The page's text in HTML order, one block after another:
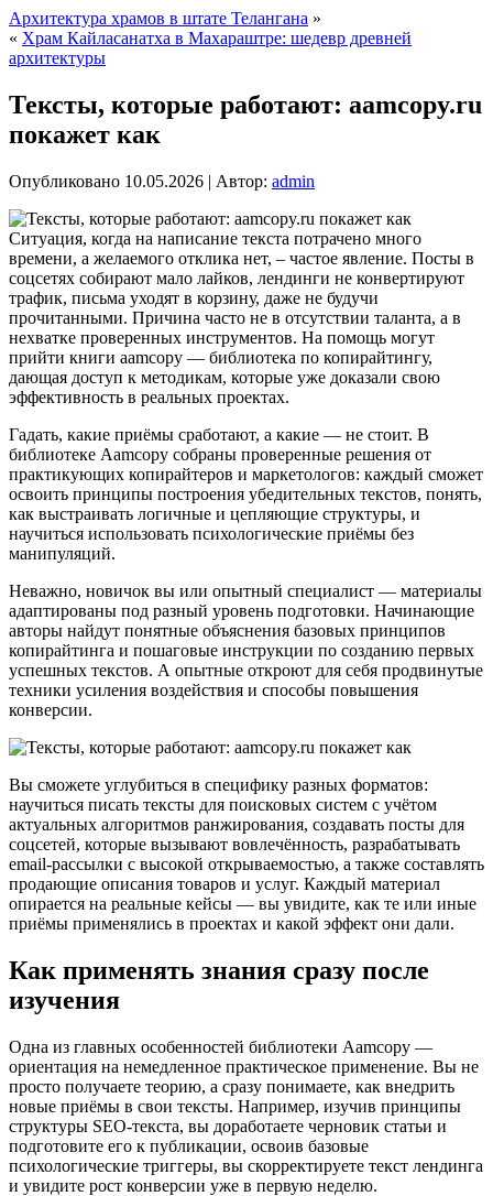
Архитектура храмов в штате Телангана »
« Храм Кайласанатха в Махараштре: шедевр древней
архитектуры
Тексты, которые работают: aamcopy.ru
покажет как
Опубликовано 10.05.2026 | Автор: admin
Ситуация, когда на написание текста потрачено много
времени, а желаемого отклика нет, – частое явление. Посты в
соцсетях собирают мало лайков, лендинги не конвертируют
трафик, письма уходят в корзину, даже не будучи
прочитанными. Причина часто не в отсутствии таланта, а в
нехватке проверенных инструментов. На помощь могут
прийти книги aamcopy — библиотека по копирайтингу,
дающая доступ к методикам, которые уже доказали свою
эффективность в реальных проектах.
Гадать, какие приёмы сработают, а какие — не стоит. В
библиотеке Aamcopy собраны проверенные решения от
практикующих копирайтеров и маркетологов: каждый сможет
освоить принципы построения убедительных текстов, понять,
как выстраивать логичные и цепляющие структуры, и
научиться использовать психологические приёмы без
манипуляций.
Неважно, новичок вы или опытный специалист — материалы
адаптированы под разный уровень подготовки. Начинающие
авторы найдут понятные объяснения базовых принципов
копирайтинга и пошаговые инструкции по созданию первых
успешных текстов. А опытные откроют для себя продвинутые
техники усиления воздействия и способы повышения
конверсии.
Вы сможете углубиться в специфику разных форматов:
научиться писать тексты для поисковых систем с учётом
актуальных алгоритмов ранжирования, создавать посты для
соцсетей, которые вызывают вовлечённость, разрабатывать
email-рассылки с высокой открываемостью, а также составлять
продающие описания товаров и услуг. Каждый материал
опирается на реальные кейсы — вы увидите, как те или иные
приёмы применялись в проектах и какой эффект они дали.
Как применять знания сразу после
изучения
Одна из главных особенностей библиотеки Aamcopy —
ориентация на немедленное практическое применение. Вы не
просто получаете теорию, а сразу понимаете, как внедрить
новые приёмы в свои тексты. Например, изучив принципы
структуры SEO-текста, вы доработаете черновик статьи и
подготовите его к публикации, освоив базовые
психологические триггеры, вы скорректируете текст лендинга
и увидите рост конверсии уже в первую неделю.